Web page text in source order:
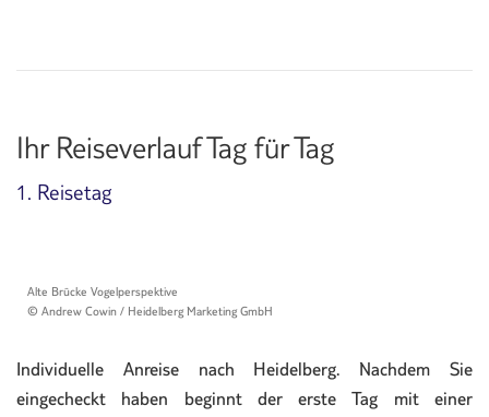
Ihr Reiseverlauf Tag für Tag
1. Reisetag
Alte Brücke Vogelperspektive
© Andrew Cowin / Heidelberg Marketing GmbH
Individuelle Anreise nach Heidelberg. Nachdem Sie
eingecheckt haben beginnt der erste Tag mit einer